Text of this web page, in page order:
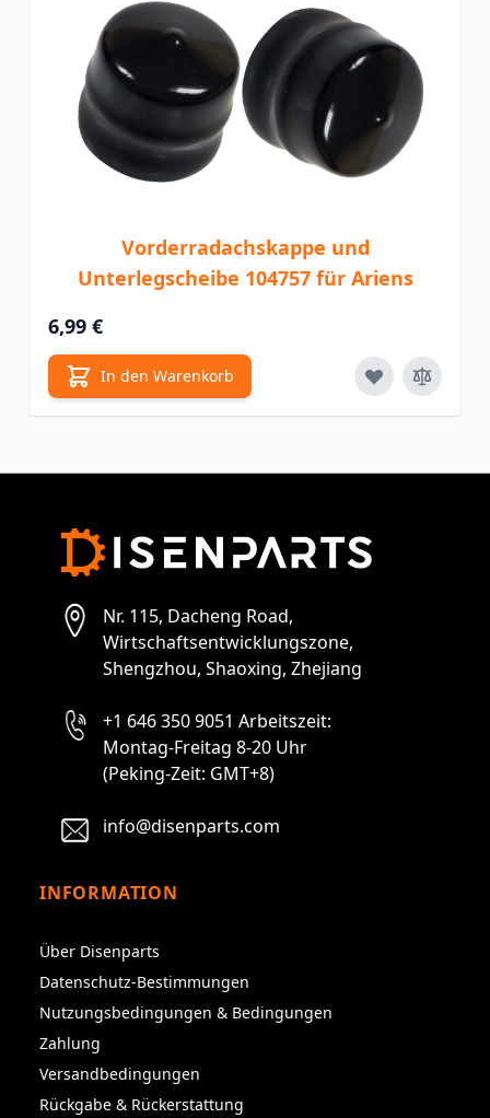
Vorderradachskappe und
Unterlegscheibe 104757 für Ariens
6,99 €
In den Warenkorb
Nr. 115, Dacheng Road,
Wirtschaftsentwicklungszone,
Shengzhou, Shaoxing, Zhejiang
+1 646 350 9051 Arbeitszeit:
Montag-Freitag 8-20 Uhr
(Peking-Zeit: GMT+8)
info@disenparts.com
INFORMATION
Über Disenparts
Datenschutz-Bestimmungen
Nutzungsbedingungen & Bedingungen
Zahlung
Versandbedingungen
Rückgabe & Rückerstattung